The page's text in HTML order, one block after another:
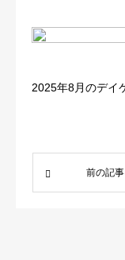
2025年8月のデイ
前の記事
お知らせ